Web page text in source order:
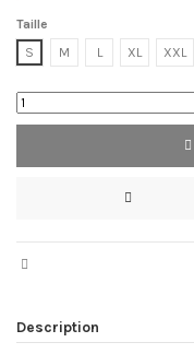
Taille
S
M L XL XXL
Description